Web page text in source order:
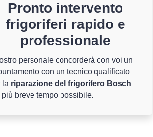
Pronto intervento
frigoriferi rapido e
professionale
personale concorderà con voi un
con un tecnico qualificato
la riparazione del frigorifero Bosch
più breve tempo possibile.